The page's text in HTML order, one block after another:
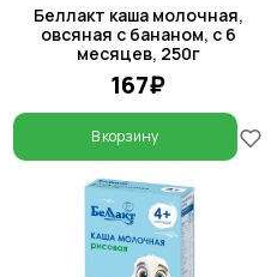
Беллакт каша молочная,
овсяная с бананом, с 6
месяцев, 250г
167₽
В корзину